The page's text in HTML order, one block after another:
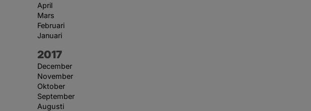
April
Mars
Februari
Januari
År:
2017
December
November
Oktober
September
Augusti